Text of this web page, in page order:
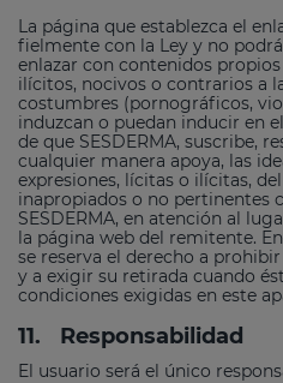
La página que establezca el
fielmente con la Ley y no
enlazar con contenidos
ilícitos, nocivos o contrarios a
costumbres (pornográficos,
induzcan o puedan inducir en
de que SESDERMA, suscribe,
cualquier manera apoya, las
expresiones, lícitas o ilícitas,
inapropiados o no pertinentes
SESDERMA, en atención al
la página web del remitente.
se reserva el derecho a
y a exigir su retirada cuando
condiciones exigidas en este
11. Responsabilidad
El usuario será el único